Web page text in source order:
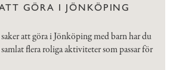
GÖRA I JÖNKÖPING
att göra i Jönköping med barn har du
flera roliga aktiviteter som passar för